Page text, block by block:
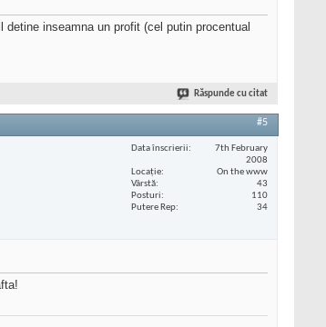
inseamna un profit (cel putin procentual
Răspunde cu citat
#5
Data înscrierii
7th February
2008
Locaţie
On the www
Vârstă
43
Posturi
110
Putere Rep
34